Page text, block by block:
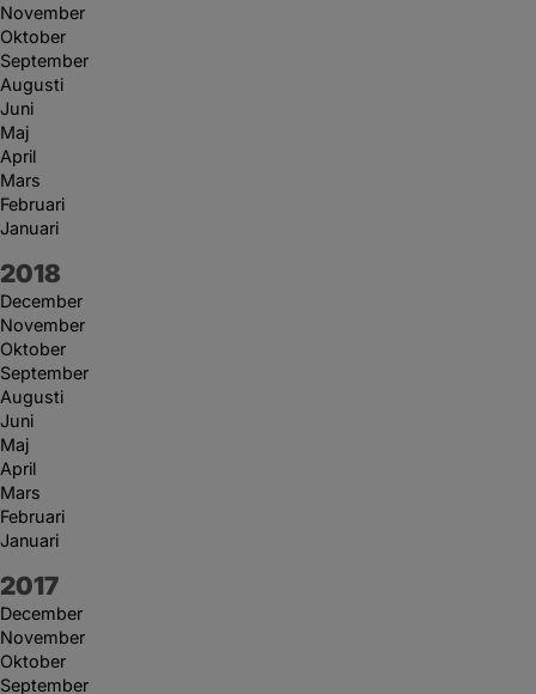
November
Oktober
September
Augusti
Juni
Maj
April
Mars
Februari
Januari
År:
2018
December
November
Oktober
September
Augusti
Juni
Maj
April
Mars
Februari
Januari
År:
2017
December
November
Oktober
September